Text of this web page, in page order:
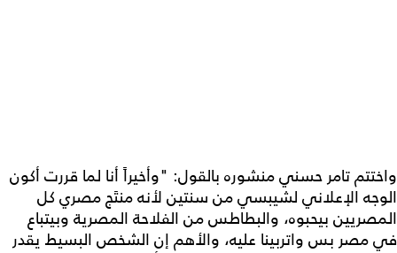
واختتم تامر حسني منشوره بالقول: "وأخيراً أنا لما قررت أكون
الوجه الإعلاني لشيبسي من سنتين لأنه منتَج مصري كل
المصريين بيحبوه، والبطاطس من الفلاحة المصرية وبيتباع
في مصر بس واتربينا عليه، والأهم إن الشخص البسيط يقدر